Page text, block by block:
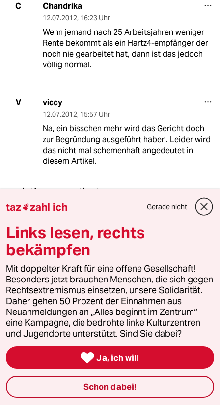
C Chandrika
12.07.2012, 16:23 Uhr
Wenn jemand nach 25 Arbeitsjahren weniger
Rente bekommt als ein Hartz4-empfänger der
noch nie gearbeitet hat, dann ist das jedoch
völlig normal.
V viccy
12.07.2012, 15:57 Uhr
Na, ein bisschen mehr wird das Gericht doch
zur Begründung ausgeführt haben. Leider wird
das nicht mal schemenhaft angedeutet in
diesem Artikel.
meistkommentiert
1 AfD-Wählen als Triebabfuhr
2 Streit um Rente mit 63
Passgenauer Populismus
3 Bundeszentrale für politische Bildung
Zurück zu den antikommunistischen
taz zahl ich Gerade nicht
Links lesen, rechts
bekämpfen
Mit doppelter Kraft für eine offene Gesellschaft!
Besonders jetzt brauchen Menschen, die sich gegen
Rechtsextremismus einsetzen, unsere Solidarität.
Daher gehen 50 Prozent der Einnahmen aus
Neuanmeldungen an „Alles beginnt im Zentrum“ –
eine Kampagne, die bedrohte linke Kulturzentren
und Jugendorte unterstützt. Sind Sie dabei?
 Ja, ich will
Schon dabei!